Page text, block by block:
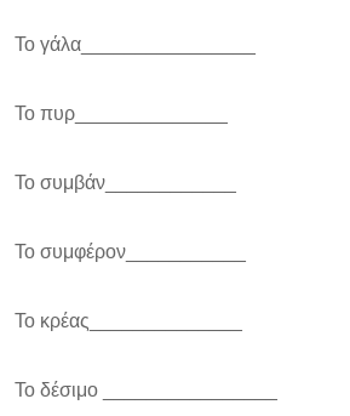
Το γάλα________________
Το πυρ______________
Το συμβάν____________
Το συμφέρον___________
Το κρέας______________
Το δέσιμο ________________